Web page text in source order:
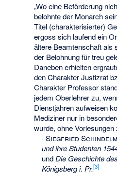
„Wo eine Beförderung
belohnte der Monarch
Titel (charakterisierter)
ergoss sich laufend ein
ältere Beamtenschaft als
der Belohnung für treu
Daneben erhielten
den Charakter Justizrat
Charakter Professor
jedem Oberlehrer zu,
Dienstjahren aufweisen
Mediziner nur in
wurde, ohne Vorlesungen
–Siegfried
und ihre Studenten
undDie Geschichte
Königsberg i. Pr.[3]